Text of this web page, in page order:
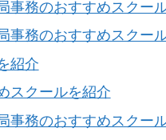
事務のおすすめスクー
事務のおすすめスクー
紹介
スクールを紹介
事務のおすすめスクー